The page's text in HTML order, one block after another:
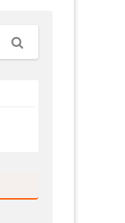
Căutare